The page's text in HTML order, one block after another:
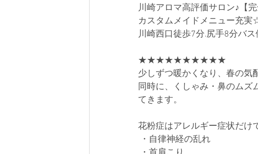
川崎アロマ高評価サロン♪【完
カスタムメイドメニュー充
川崎西口徒歩7分.尻手8分バス
★★★★★★★★★★
少しずつ暖かくなり、春の気
同時に、くしゃみ・鼻のムズ
てきます。
花粉症はアレルギー症状だけ
・自律神経の乱れ